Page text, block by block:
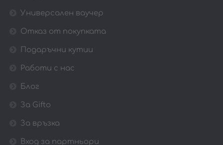
Универсален ваучер
Отказ от покупката
Подаръчни кутии
Работи с нас
Блог
За Gifto
За връзка
Вход за партньори